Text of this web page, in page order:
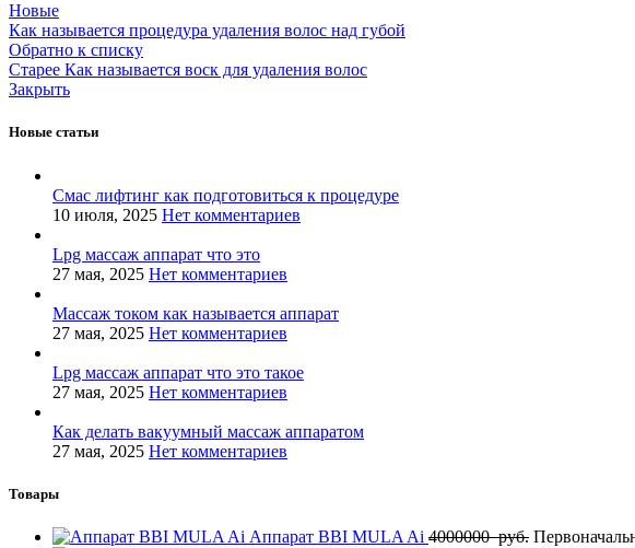
Новые
Как называется процедура удаления волос над губой
Обратно к списку
Старее Как называется воск для удаления волос
Закрыть
Новые статьи
Смас лифтинг как подготовиться к процедуре
10 июля, 2025 Нет комментариев
Lpg массаж аппарат что это
27 мая, 2025 Нет комментариев
Массаж током как называется аппарат
27 мая, 2025 Нет комментариев
Lpg массаж аппарат что это такое
27 мая, 2025 Нет комментариев
Как делать вакуумный массаж аппаратом
27 мая, 2025 Нет комментариев
Товары
Аппарат BBI MULA Ai 4000000руб.